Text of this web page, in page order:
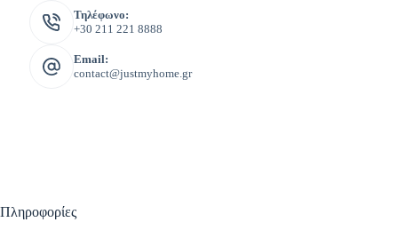
Τηλέφωνο:
+30 211 221 8888
Email:
contact@justmyhome.gr
Πληροφορίες